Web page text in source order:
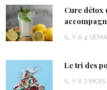
Cure détox
IL Y A 4
Le tri des
IL Y A 7 MOIS